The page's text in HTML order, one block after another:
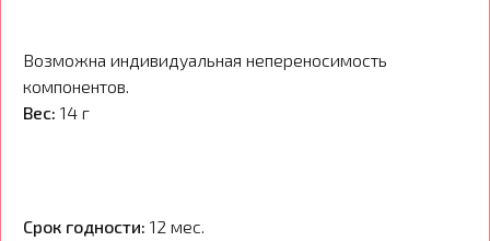
Возможна индивидуальная непереносимость
компонентов.
Вес: 14 г
Срок годности: 12 мес.